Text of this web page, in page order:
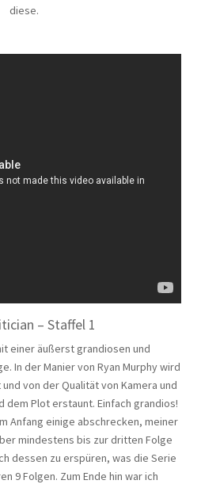
diese.
– Staffel 1
einer äußerst grandiosen und
In der Manier von Ryan Murphy wird
von der Qualität von Kamera und
dem Plot erstaunt. Einfach grandios!
Anfang einige abschrecken, meiner
mindestens bis zur dritten Folge
dessen zu erspüren, was die Serie
9 Folgen. Zum Ende hin war ich